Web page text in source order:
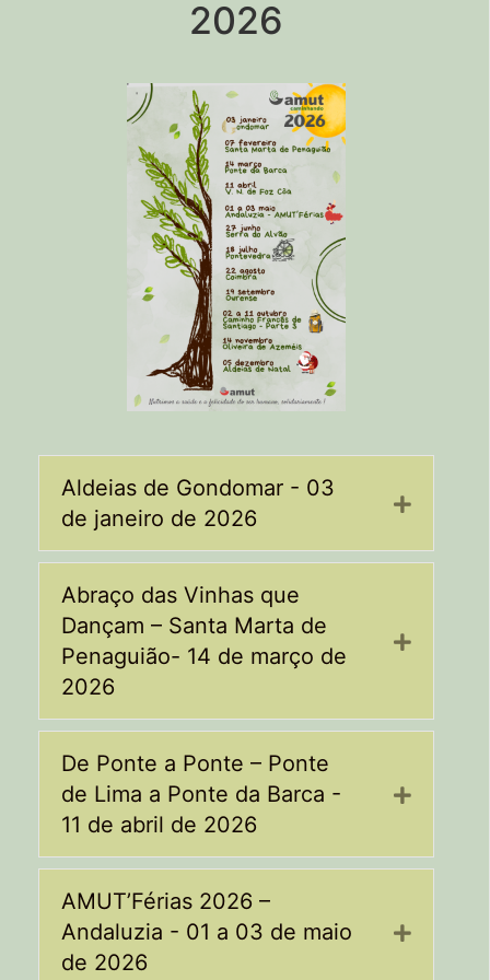
2026
Aldeias de Gondomar - 03
de janeiro de 2026
Expand
Abraço das Vinhas que
Dançam – Santa Marta de
Penaguião- 14 de março de
2026
Expand
De Ponte a Ponte – Ponte
de Lima a Ponte da Barca -
11 de abril de 2026
Expand
AMUT’Férias 2026 –
Andaluzia - 01 a 03 de maio
de 2026
Expand